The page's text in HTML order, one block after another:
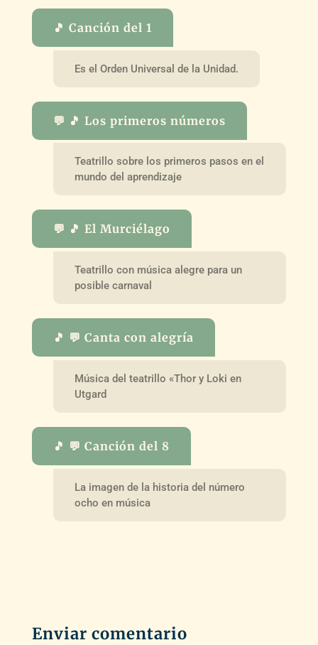
🎵 Canción del 1
Es el Orden Universal de la Unidad.
💬 🎵 Los primeros números
Teatrillo sobre los primeros pasos en el
mundo del aprendizaje
💬 🎵 El Murciélago
Teatrillo con música alegre para un
posible carnaval
🎵 💬 Canta con alegría
Música del teatrillo «Thor y Loki en
Utgard
🎵 💬 Canción del 8
La imagen de la historia del número
ocho en música
Enviar comentario